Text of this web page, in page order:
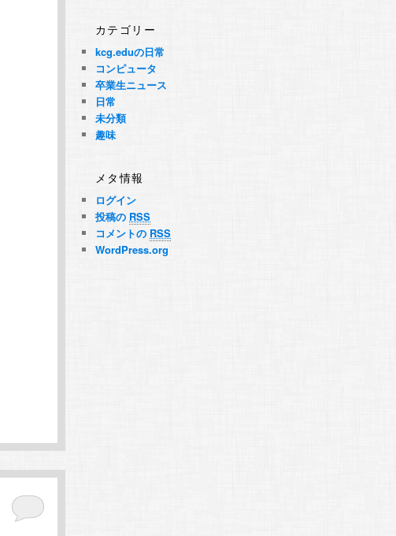
カテゴリー
kcg.eduの日常
コンピュータ
卒業生ニュース
日常
未分類
趣味
メタ情報
ログイン
投稿の RSS
コメントの RSS
WordPress.org